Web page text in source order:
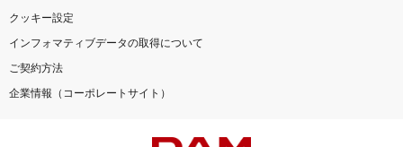
クッキー設定
インフォマティブデータの取得について
ご契約方法
企業情報（コーポレートサイト）